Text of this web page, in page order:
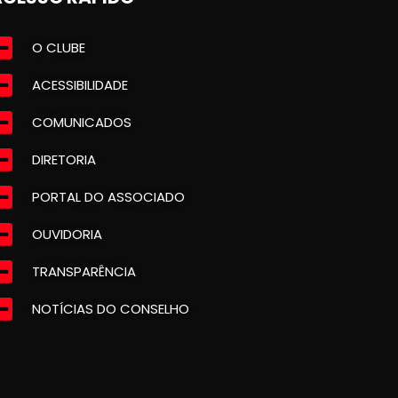
O CLUBE
ACESSIBILIDADE
COMUNICADOS
DIRETORIA
PORTAL DO ASSOCIADO
OUVIDORIA
TRANSPARÊNCIA
NOTÍCIAS DO CONSELHO